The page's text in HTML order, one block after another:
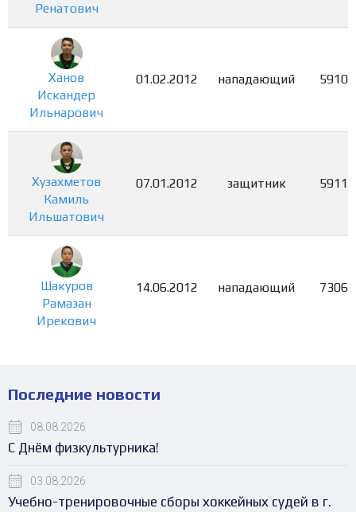
Ренатович
Ханов
Искандер
Ильнарович
01.02.2012 нападающий 5910
Хузахметов
Камиль
Ильшатович
07.01.2012 защитник 5911
Шакуров
Рамазан
Ирекович
14.06.2012 нападающий 7306
Последние новости
08.08.2026
С Днём физкультурника!
03.08.2026
Учебно-тренировочные сборы хоккейных судей в г.